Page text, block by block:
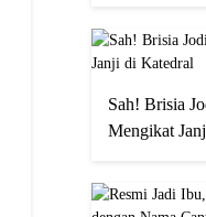
Sah! Brisia
Mengikat